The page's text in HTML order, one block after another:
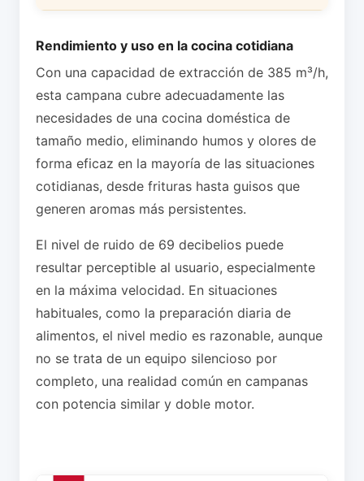
Rendimiento y uso en la cocina cotidiana
Con una capacidad de extracción de 385 m³/h,
esta campana cubre adecuadamente las
necesidades de una cocina doméstica de
tamaño medio, eliminando humos y olores de
forma eficaz en la mayoría de las situaciones
cotidianas, desde frituras hasta guisos que
generen aromas más persistentes.
El nivel de ruido de 69 decibelios puede
resultar perceptible al usuario, especialmente
en la máxima velocidad. En situaciones
habituales, como la preparación diaria de
alimentos, el nivel medio es razonable, aunque
no se trata de un equipo silencioso por
completo, una realidad común en campanas
con potencia similar y doble motor.